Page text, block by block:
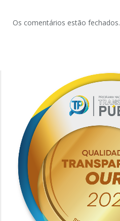
Os comentários estão fechados.